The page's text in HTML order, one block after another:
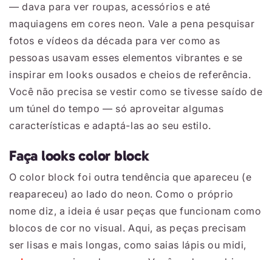
― dava para ver roupas, acessórios e até
maquiagens em cores neon. Vale a pena pesquisar
fotos e vídeos da década para ver como as
pessoas usavam esses elementos vibrantes e se
inspirar em looks ousados e cheios de referência.
Você não precisa se vestir como se tivesse saído de
um túnel do tempo ― só aproveitar algumas
características e adaptá-las ao seu estilo.
Faça looks color block
O color block foi outra tendência que apareceu (e
reapareceu) ao lado do neon. Como o próprio
nome diz, a ideia é usar peças que funcionam como
blocos de cor no visual. Aqui, as peças precisam
ser lisas e mais longas, como saias lápis ou midi,